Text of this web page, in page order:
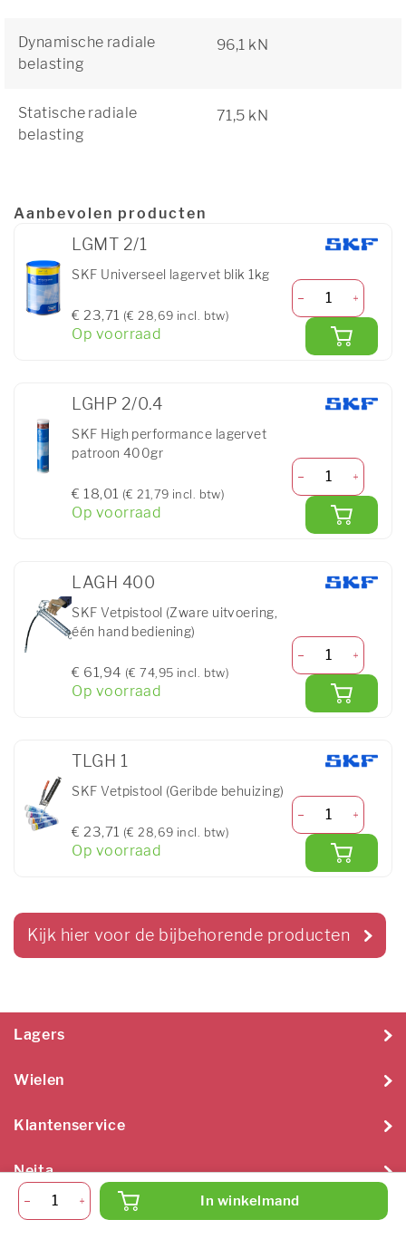
Dynamische radiale
belasting
96,1 kN
Statische radiale
belasting
71,5 kN
Aanbevolen producten
LGMT 2/1
SKF Universeel lagervet blik 1kg
€ 23,71 (€ 28,69 incl. btw)
Op voorraad
LGHP 2/0.4
SKF High performance lagervet
patroon 400gr
€ 18,01 (€ 21,79 incl. btw)
Op voorraad
LAGH 400
SKF Vetpistool (Zware uitvoering,
één hand bediening)
€ 61,94 (€ 74,95 incl. btw)
Op voorraad
TLGH 1
SKF Vetpistool (Geribde behuizing)
€ 23,71 (€ 28,69 incl. btw)
Op voorraad
Kijk hier voor de bijbehorende producten
In winkelmand
Lagers
Wielen
Klantenservice
Neita
Neita Techniek B.V. 2026